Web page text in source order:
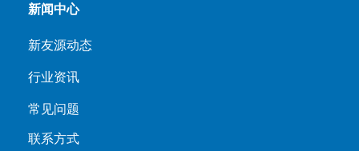
新闻中心
新友源动态
行业资讯
常见问题
联系方式